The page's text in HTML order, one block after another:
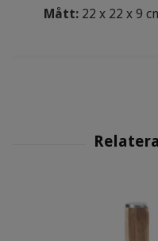
Mått: 22 x 22 x 9